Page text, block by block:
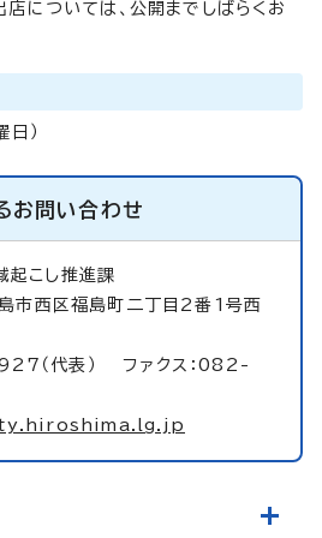
については、公開までしばらくお
）
お問い合わせ
起こし推進課
西区福島町二丁目2番1号西
（代表） ファクス：082-